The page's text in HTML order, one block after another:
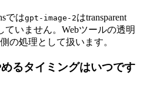
ではgpt-image-2はtransparent
ていません。Webツールの透明
の処理として扱います。
るタイミングはいつです